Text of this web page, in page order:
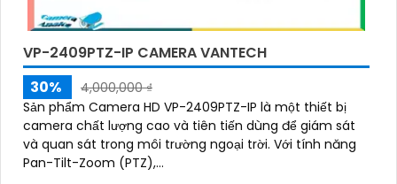
VP-2409PTZ-IP CAMERA VANTECH
30%
4,000,000 ₫
Sản phẩm Camera HD VP-2409PTZ-IP là một thiết bị
camera chất lượng cao và tiên tiến dùng để giám sát
và quan sát trong môi trường ngoại trời. Với tính năng
Pan-Tilt-Zoom (PTZ),...